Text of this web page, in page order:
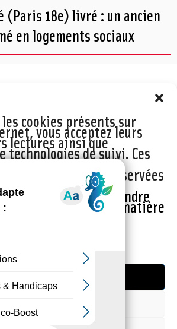
cookies présents sur
vous acceptez leurs
lectures ainsi que
de suivi. Ces
aucune donnée
les informations conservées
utilisées à des fins
Cliquez ici afin de prendre
de notre politique en matière
(Paris 18e) livré : un ancien
en logements sociaux
et règles d'utilisation des réseaux sociaux
des données personnelles